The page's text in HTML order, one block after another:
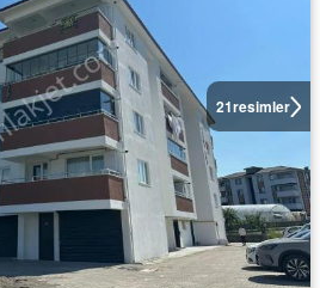
21resimler